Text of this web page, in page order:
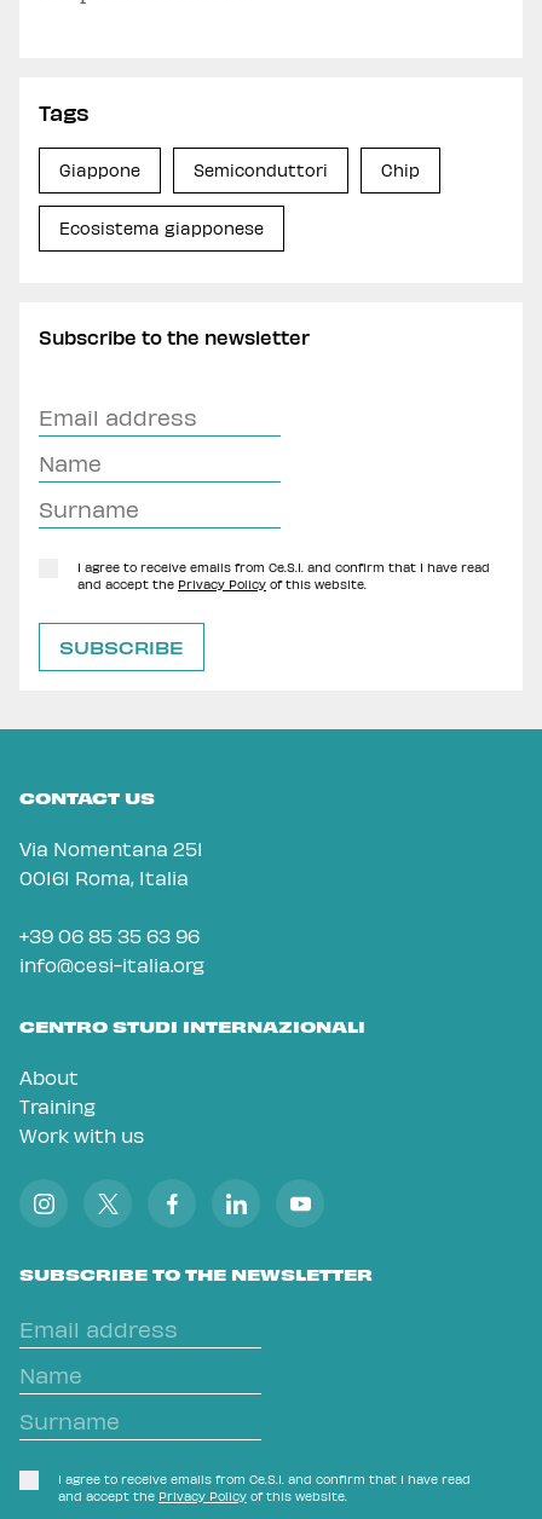
Tags
Giappone Semiconduttori Chip
Ecosistema giapponese
Subscribe to the newsletter
I agree to receive emails from Ce.S.I. and confirm that I have read
and accept the Privacy Policy of this website.
CONTACT US
Via Nomentana 251
00161 Roma, Italia
+39 06 85 35 63 96
info@cesi-italia.org
CENTRO STUDI INTERNAZIONALI
About
Training
Work with us
SUBSCRIBE TO THE NEWSLETTER
I agree to receive emails from Ce.S.I. and confirm that I have read
and accept the Privacy Policy of this website.